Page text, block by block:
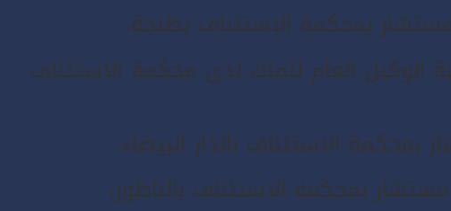
بمحكمة الاستئناف بطنجة،
الوكيل العام للملك لدى محكمة الاستئناف
بمحكمة الاستئناف بالدار البيضاء،
بمحكمة الاستئناف بالناظور،